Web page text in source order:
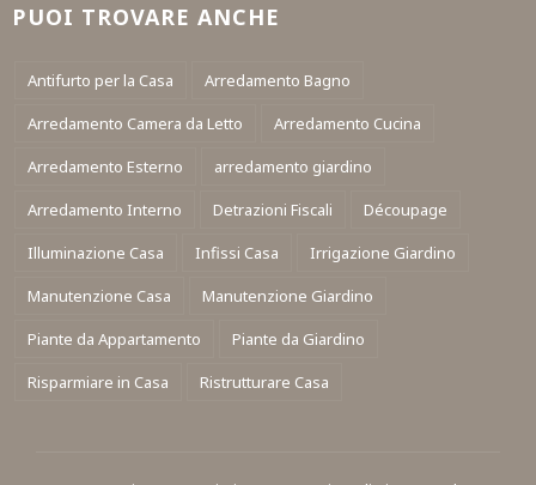
PUOI TROVARE ANCHE
Antifurto per la Casa
Arredamento Bagno
Arredamento Camera da Letto
Arredamento Cucina
Arredamento Esterno
arredamento giardino
Arredamento Interno
Detrazioni Fiscali
Découpage
Illuminazione Casa
Infissi Casa
Irrigazione Giardino
Manutenzione Casa
Manutenzione Giardino
Piante da Appartamento
Piante da Giardino
Risparmiare in Casa
Ristrutturare Casa